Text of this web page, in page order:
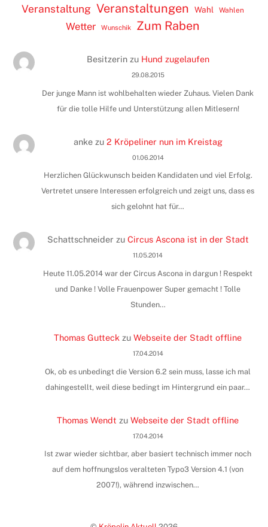
Veranstaltung Veranstaltungen Wahl Wahlen
Wetter Wunschik Zum Raben
Besitzerinzu Hund zugelaufen
29.08.2015
Der junge Mann ist wohlbehalten wieder Zuhaus. Vielen Dank
für die tolle Hilfe und Unterstützung allen Mitlesern!
ankezu 2 Kröpeliner nun im Kreistag
01.06.2014
Herzlichen Glückwunsch beiden Kandidaten und viel Erfolg.
Vertretet unsere Interessen erfolgreich und zeigt uns, dass es
sich gelohnt hat für…
Schattschneider zu Circus Ascona ist in der Stadt
11.05.2014
Heute 11.05.2014 war der Circus Ascona in dargun ! Respekt
und Danke ! Volle Frauenpower Super gemacht ! Tolle
Stunden…
Thomas Gutteck zuWebseite der Stadt offline
17.04.2014
Ok, ob es unbedingt die Version 6.2 sein muss, lasse ich mal
dahingestellt, weil diese bedingt im Hintergrund ein paar…
Thomas Wendt zuWebseite der Stadt offline
17.04.2014
Ist zwar wieder sichtbar, aber basiert technisch immer noch
auf dem hoffnungslos veralteten Typo3 Version 4.1 (von
2007!), während inzwischen…